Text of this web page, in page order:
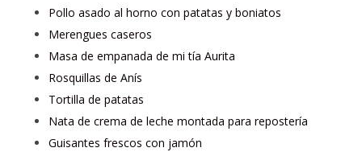
Pollo asado al horno con patatas y boniatos
Merengues caseros
Masa de empanada de mi tía Aurita
Rosquillas de Anís
Tortilla de patatas
Nata de crema de leche montada para repostería
Guisantes frescos con jamón